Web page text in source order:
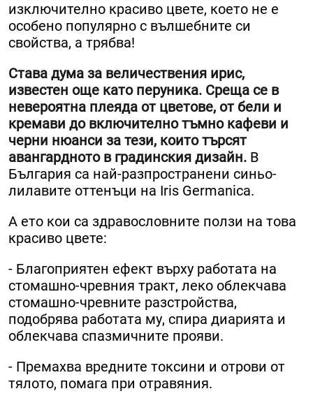
изключително красиво цвете, което не е
особено популярно с вълшебните си
свойства, а трябва!
Става дума за величествения ирис,
известен още като перуника. Среща се в
невероятна плеяда от цветове, от бели и
кремави до включително тъмно кафеви и
черни нюанси за тези, които търсят
авангардното в градинския дизайн. В
България са най-разпространени синьо-
лилавите оттенъци на Iris Germanica.
А ето кои са здравословните ползи на това
красиво цвете:
- Благоприятен ефект върху работата на
стомашно-чревния тракт, леко облекчава
стомашно-чревните разстройства,
подобрява работата му, спира диарията и
облекчава спазмичните прояви.
- Премахва вредните токсини и отрови от
тялото, помага при отравяния.